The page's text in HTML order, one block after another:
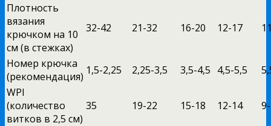
Плотность
вязания
крючком на 10
см (в стежках)
32-42 21-32 16-20 12-17
Номер крючка
(рекомендация) 1,5-2,25 2,25-3,5 3,5-4,5 4,5-5,5
WPI
(количество
витков в 2,5 см)
35 19-22 15-18 12-14